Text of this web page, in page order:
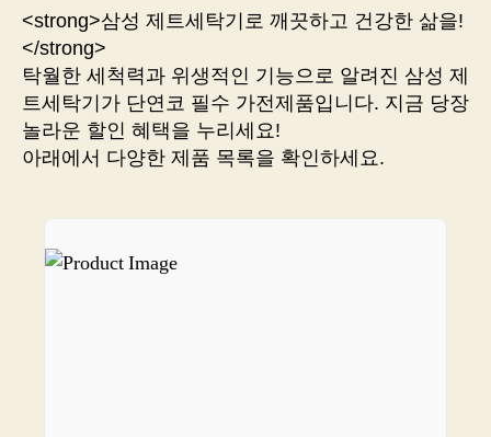
탁
로
쇼
핑
세
<strong>삼성 제트세탁기로 깨끗하고 건강한 삶을!
</strong>
탁월한 세척력과 위생적인 기능으로 알려진 삼성 제
트세탁기가 단연코 필수 가전제품입니다. 지금 당장
놀라운 할인 혜택을 누리세요!
아래에서 다양한 제품 목록을 확인하세요.